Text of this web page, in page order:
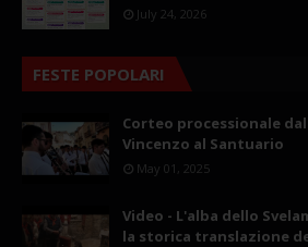
July 24, 2026
FESTE POPOLARI
Corteo processionale
Vincenzo al Santuario
May 01, 2025
Video - L'alba dello
la storica translazione